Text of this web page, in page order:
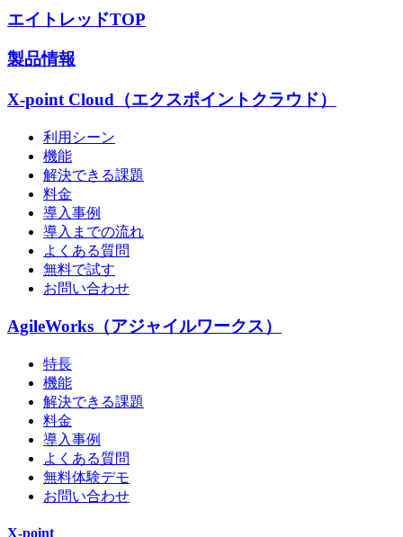
エイトレッドTOP
製品情報
X-point Cloud（エクスポイントクラウド）
利用シーン
機能
解決できる課題
料金
導入事例
導入までの流れ
よくある質問
無料で試す
お問い合わせ
AgileWorks（アジャイルワークス）
特長
機能
解決できる課題
料金
導入事例
よくある質問
無料体験デモ
お問い合わせ
X-point